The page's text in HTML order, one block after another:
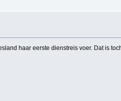
haar eerste dienstreis voer. Dat is